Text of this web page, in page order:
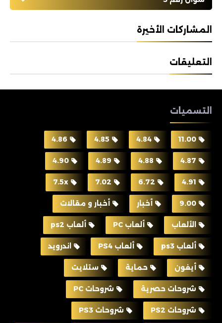
المشاركات الأخيرة
التعليقات
التسميات
11.00
4.84
4.85
4.86
4.87
4.88
4.89
4.90
4.91
6.72
7.02
7.5x
9.00 أخبار أخبار و مقالات
الألعاب ألعاب PC ألعاب ps2
ألعاب ps3 ألعاب PS4 اندرويد
أيفون حماية ستلايت
شروحات حصرية شروحات PC
شروحات PS2 شروحات PS3